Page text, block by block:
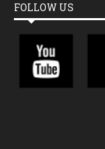
FOLLOW US